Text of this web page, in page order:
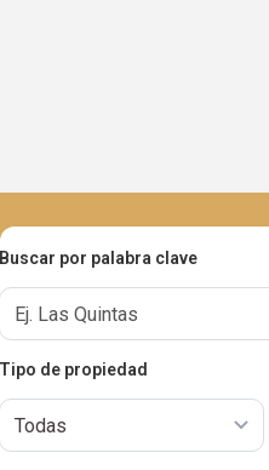
Buscar por palabra clave
Tipo de propiedad